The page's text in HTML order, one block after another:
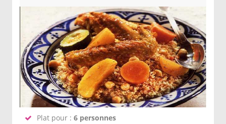
Plat pour : 6 personnes